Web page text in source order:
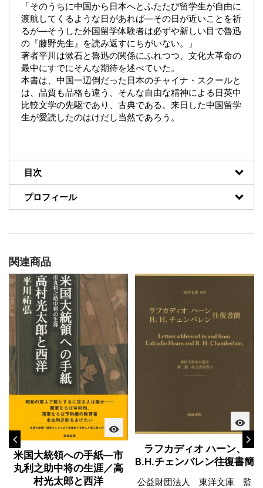
「そのうちに中国から日本へとふたたび留学生が自由に
渡航してくるような日があれば―その日が近いことを祈
るが―そうした外国留学体験者は必ずや新しい目で魯迅
の『藤野先生』を読み返すにちがいない。」
著者平川は漱石と魯迅の関係にふれつつ、文化大革命の
最中にすでにそんな期待を述べていた。
本書は、中国一辺倒だった日本のチャイナ・スクールと
は、品質も品格も違う、そんな自由な精神による日英中
比較文学の先駆であり、古典である。来日した中国留学
生が愛読したのはけだし当然であろう。
目次
プロフィール
関連商品
visibility
米国大統領への手紙―市
丸利之助中将の生涯／高
村光太郎と西洋
visibility
ラフカディオ ハーン、
B.H.チェンバレン往復書簡
公益財団法人 東洋文庫 監